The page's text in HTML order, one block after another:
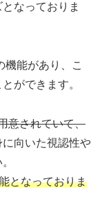
なっておりま
機能があり、こ
ができます。
意されていて、
に向いた視認性や
となっておりま